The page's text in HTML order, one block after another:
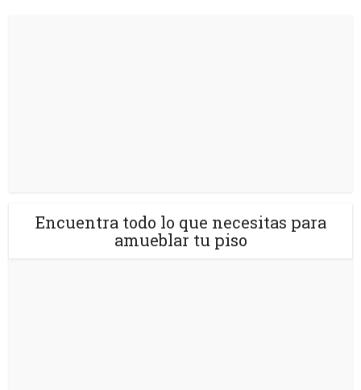
Encuentra todo lo que necesitas para
amueblar tu piso